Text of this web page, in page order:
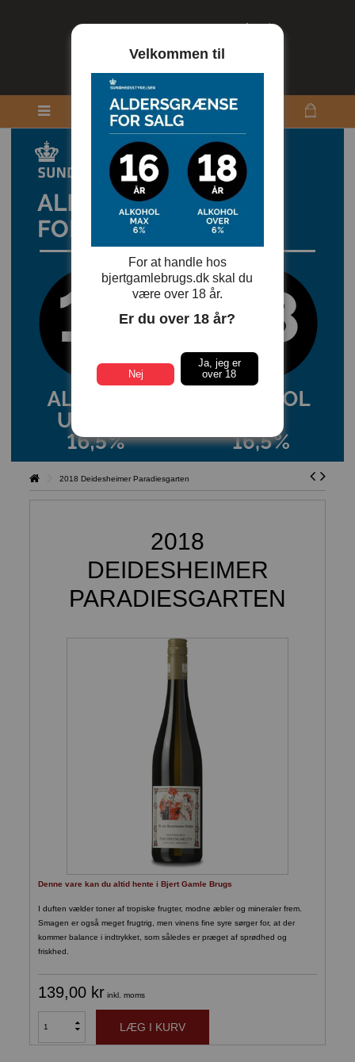
2018 Deidesheimer Paradiesgarten
2018
DEIDESHEIMER
PARADIESGARTEN
Denne vare kan du altid hente i Bjert Gamle Brugs
I duften vælder toner af tropiske frugter, modne æbler og mineraler frem.
Smagen er også meget frugtrig, men vinens fine syre sørger for, at der
kommer balance i indtrykket, som således er præget af sprødhed og
friskhed.
139,00 kr inkl. moms
LÆG I KURV
Velkommen til
For at handle hos
bjertgamlebrugs.dk skal du
være over 18 år.
Er du over 18 år?
Nej
Ja, jeg er
over 18